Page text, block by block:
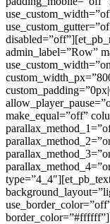
admin_label=”Row”
make_equal=”off”
border_color=”#ffffff”]